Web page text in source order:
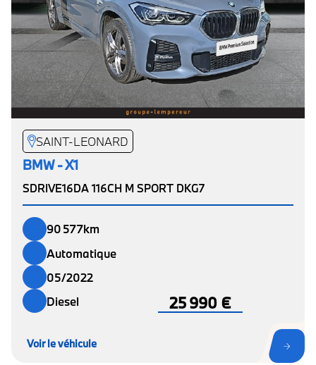
SAINT-LEONARD
BMW - X1
SDRIVE16DA 116CH M SPORT DKG7
90 577km
Automatique
05/2022
Diesel
25 990 €
Voir le véhicule